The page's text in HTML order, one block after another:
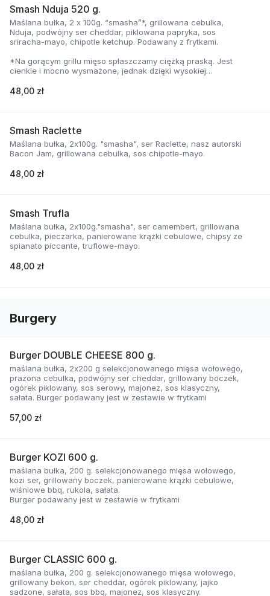
Smash Nduja 520 g.
Maślana bułka, 2 x 100g. “smasha”*, grillowana cebulka,
Nduja, podwójny ser cheddar, piklowana papryka, sos
sriracha-mayo, chipotle ketchup. Podawany z frytkami.
*Na gorącym grillu mięso spłaszczamy ciężką praską. Jest
cienkie i mocno wysmażone, jednak dzięki wysokiej
delikatną soczystość.
48,00 zł
Smash Raclette
Maślana bułka, 2x100g. "smasha", ser Raclette, nasz autorski
Bacon Jam, grillowana cebulka, sos chipotle-mayo.
48,00 zł
Smash Trufla
Maślana bułka, 2x100g."smasha", ser camembert, grillowana
cebulka, pieczarka, panierowane krążki cebulowe, chipsy ze
spianato piccante, truflowe-mayo.
48,00 zł
Burgery
Burger DOUBLE CHEESE 800 g.
maślana bułka, 2x200 g selekcjonowanego mięsa wołowego,
prażona cebulka, podwójny ser cheddar, grillowany boczek,
ogórek piklowany, sos serowy, majonez, sos klasyczny,
sałata. Burger podawany jest w zestawie w frytkami
57,00 zł
Burger KOZI 600 g.
maślana bułka, 200 g. selekcjonowanego mięsa wołowego,
kozi ser, grillowany boczek, panierowane krążki cebulowe,
wiśniowe bbq, rukola, sałata.
Burger podawany jest w zestawie w frytkami
48,00 zł
Burger CLASSIC 600 g.
maślana bułka, 200 g. selekcjonowanego mięsa wołowego,
grillowany bekon, ser cheddar, ogórek piklowany, jajko
sadzone, sałata, sos bbq, majonez, sos klasyczny.